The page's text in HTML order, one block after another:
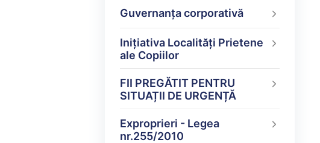
Guvernanța corporativă
Inițiativa Localități Prietene
ale Copiilor
FII PREGĂTIT PENTRU
SITUAȚII DE URGENȚĂ
Exproprieri - Legea
nr.255/2010